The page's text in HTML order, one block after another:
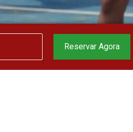
Reservar Agora